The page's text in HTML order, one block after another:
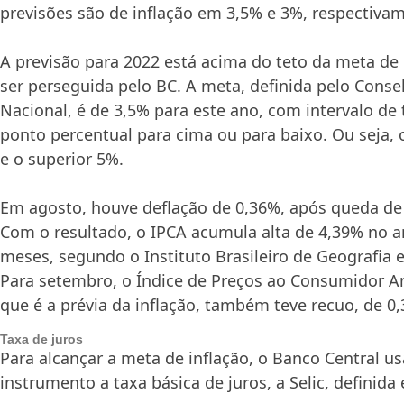
previsões são de inflação em 3,5% e 3%,
A previsão para 2022 está acima do teto da meta
ser perseguida pelo BC. A meta, definida pelo
Nacional, é de 3,5% para este ano, com intervalo
ponto percentual para cima ou para baixo. Ou seja,
e o superior 5%.
Em agosto, houve deflação de 0,36%, após queda
Com o resultado, o IPCA acumula alta de 4,39% no
meses, segundo o Instituto Brasileiro de Geografia
Para setembro, o Índice de Preços ao Consumidor
que é a prévia da inflação, também teve recuo, de
Taxa de juros
Para alcançar a meta de inflação, o Banco Central
instrumento a taxa básica de juros, a Selic, definida